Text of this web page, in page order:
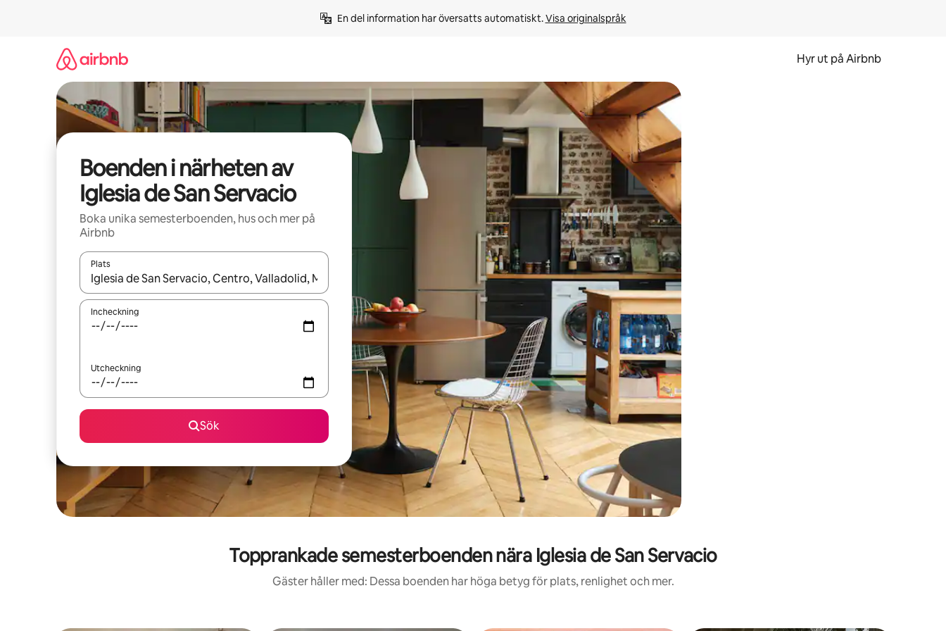
En del information har översatts automatiskt. Visa originalspråk
Hyr ut på Airbnb
Boenden i närheten av
Iglesia de San Servacio
Boka unika semesterboenden, hus och mer på
Airbnb
Plats
När resultaten är tillgängliga kan du navigera med upp- och nedåtpilarna eller utforska genom att trycka eller svepa.
Incheckning
Utcheckning
Sök
Topprankade semesterboenden nära Iglesia de San Servacio
Gäster håller med: Dessa boenden har höga betyg för plats, renlighet och mer.